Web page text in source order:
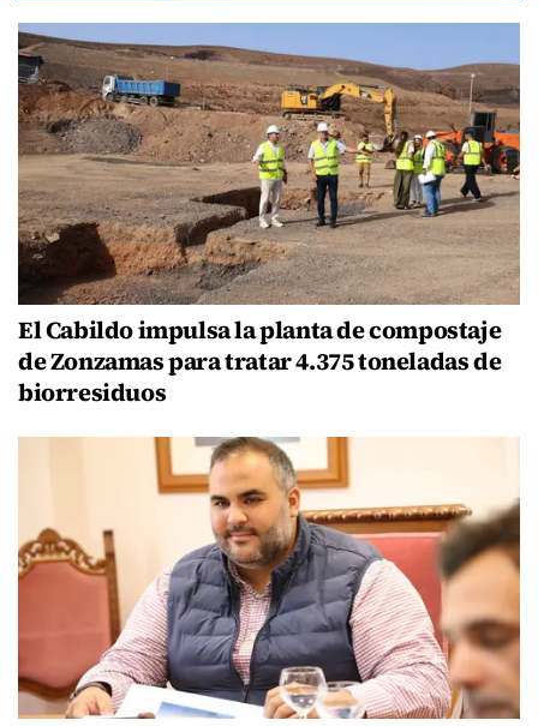
El Cabildo impulsa la planta de compostaje
de Zonzamas para tratar 4.375 toneladas de
biorresiduos